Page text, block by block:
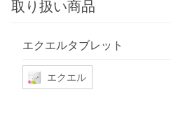
取り扱い商品
エクエルタブレット
エクエル